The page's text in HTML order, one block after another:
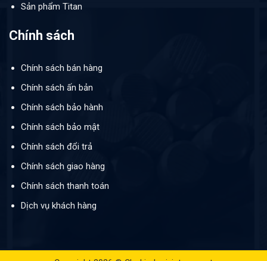
Sản phẩm Titan
Chính sách
Chính sách bán hàng
Chính sách ấn bản
Chính sách bảo hành
Chính sách bảo mật
Chính sách đổi trả
Chính sách giao hàng
Chính sách thanh toán
Dịch vụ khách hàng